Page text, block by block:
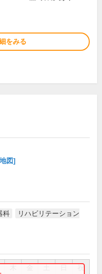
をみる
図]
科
リハビリテーション
祝